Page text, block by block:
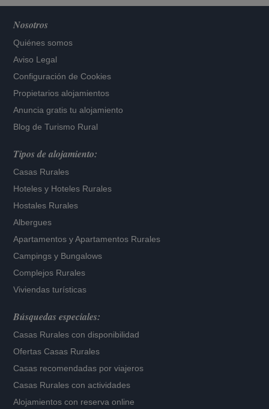
Nosotros
Quiénes somos
Aviso Legal
Configuración de Cookies
Propietarios alojamientos
Anuncia gratis tu alojamiento
Blog de Turismo Rural
Tipos de alojamiento:
Casas Rurales
Hoteles y Hoteles Rurales
Hostales Rurales
Albergues
Apartamentos yApartamentos Rurales
Campings y Bungalows
Complejos Rurales
Viviendas turísticas
Búsquedas especiales:
Casas Rurales con disponibilidad
Ofertas Casas Rurales
Casas recomendadas por viajeros
Casas Rurales con actividades
Alojamientos con reserva online